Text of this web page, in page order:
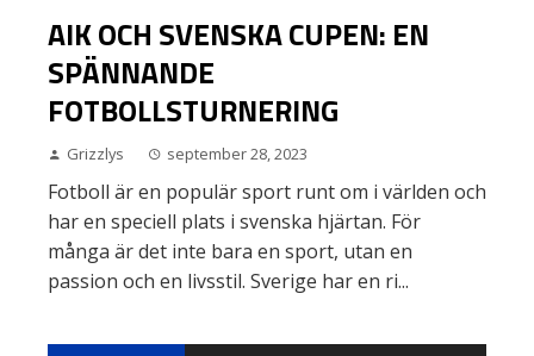
AIK OCH SVENSKA CUPEN: EN
SPÄNNANDE
FOTBOLLSTURNERING
Grizzlys september 28, 2023
Fotboll är en populär sport runt om i världen och
har en speciell plats i svenska hjärtan. För
många är det inte bara en sport, utan en
passion och en livsstil. Sverige har en ri...